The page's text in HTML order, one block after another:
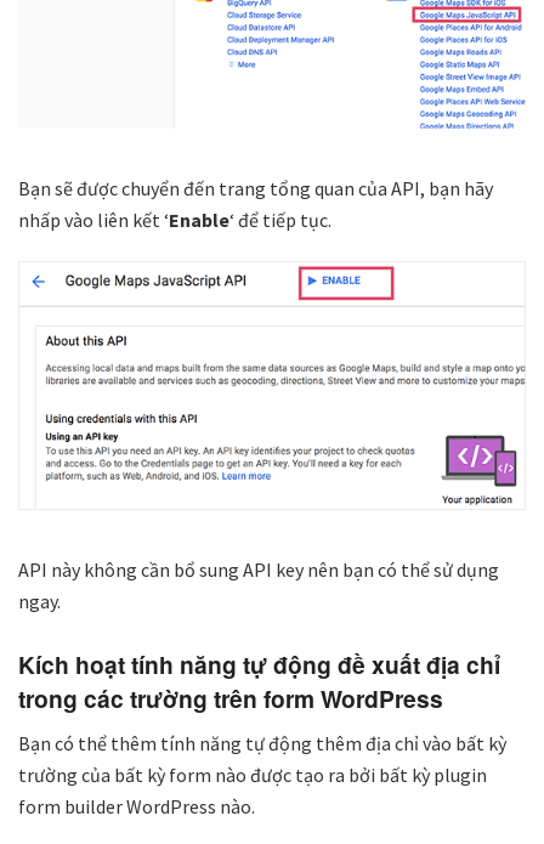
Bạn sẽ được chuyển đến trang tổng quan của API, bạn hãy
nhấp vào liên kết ‘Enable‘ để tiếp tục.
API này không cần bổ sung API key nên bạn có thể sử dụng
ngay.
Kích hoạt tính năng tự động đề xuất địa chỉ
trong các trường trên form WordPress
Bạn có thể thêm tính năng tự động thêm địa chỉ vào bất kỳ
trường của bất kỳ form nào được tạo ra bởi bất kỳ plugin
form builder WordPress nào.